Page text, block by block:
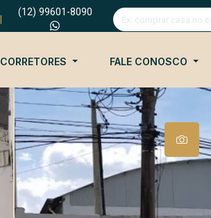
(12) 99601-8090
CORRETORES FALE CONOSCO